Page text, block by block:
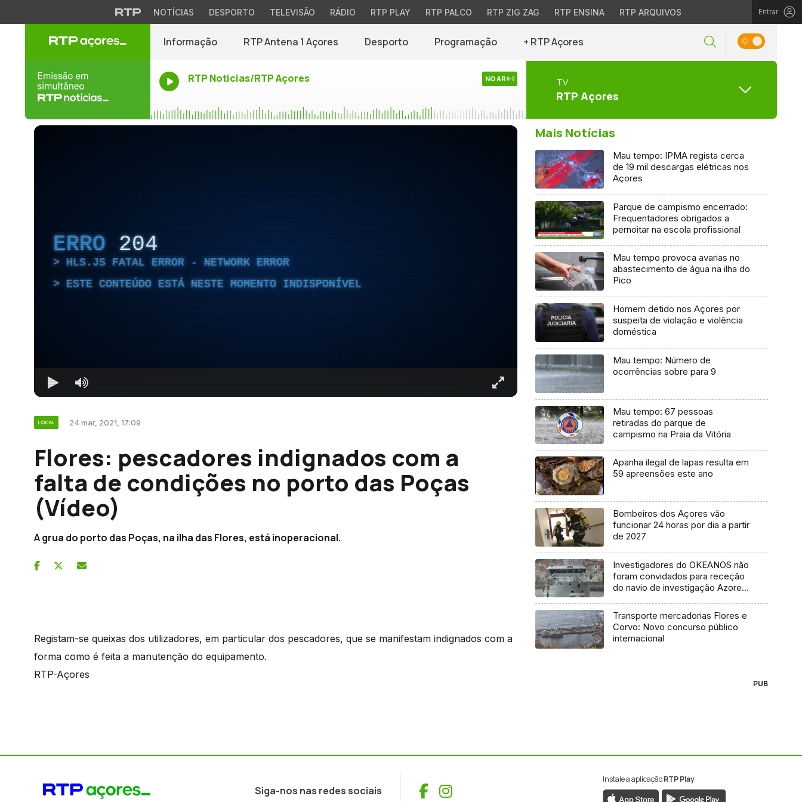
NOTÍCIAS DESPORTO TELEVISÃO RÁDIO RTP PLAY RTP PALCO RTP ZIG ZAG RTP ENSINA RTP ARQUIVOS Entrar
Informação RTP Antena 1 Açores Desporto Programação + RTP Açores
RTP Noticias/RTP Açores NO AR TV
RTP Açores
ERRO 204
HLS.JS FATAL ERROR - NETWORK ERROR
ESTE CONTEÚDO ESTÁ NESTE MOMENTO INDISPONÍVEL
LOCAL 24 mar, 2021, 17:09
Flores: pescadores indignados com a
falta de condições no porto das Poças
(Vídeo)
A grua do porto das Poças, na ilha das Flores, está inoperacional.
Registam-se queixas dos utilizadores, em particular dos pescadores, que se manifestam indignados com a
forma como é feita a manutenção do equipamento.
RTP-Açores
Mais Notícias
Mau tempo: IPMA regista cerca
de 19 mil descargas elétricas nos
Açores
Parque de campismo encerrado:
Frequentadores obrigados a
pernoitar na escola profissional
Mau tempo provoca avarias no
abastecimento de água na ilha do
Pico
Homem detido nos Açores por
suspeita de violação e violência
doméstica
Mau tempo: Número de
ocorrências sobre para 9
Mau tempo: 67 pessoas
retiradas do parque de
campismo na Praia da Vitória
Apanha ilegal de lapas resulta em
59 apreensões este ano
Bombeiros dos Açores vão
funcionar 24 horas por dia a partir
de 2027
Investigadores do OKEANOS não
foram convidados para receção
do navio de investigação Azores
Transporte mercadorias Flores e
Corvo: Novo concurso público
internacional
PUB
Siga-nos nas redes sociais Facebook
Instagram
Instale a aplicaçãoRTP Play